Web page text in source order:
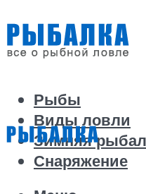
Рыбы
Виды ловли
Зимняя
Снаряжение